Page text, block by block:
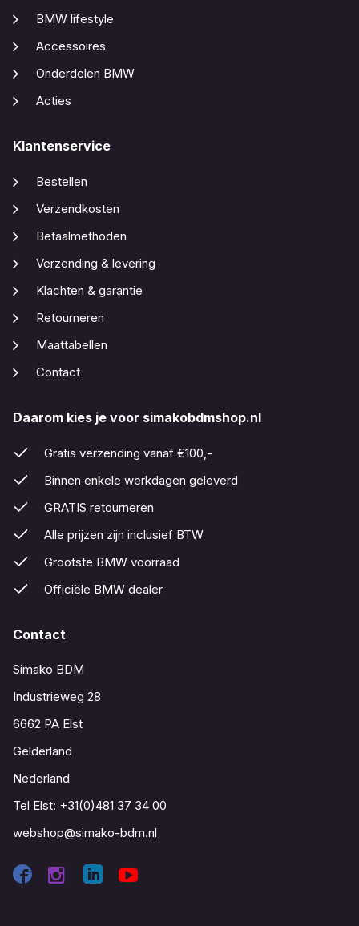
BMW lifestyle
Accessoires
Onderdelen BMW
Acties
Klantenservice
Bestellen
Verzendkosten
Betaalmethoden
Verzending & levering
Klachten & garantie
Retourneren
Maattabellen
Contact
Daarom kies je voor simakobdmshop.nl
Gratis verzending vanaf €100,-
Binnen enkele werkdagen geleverd
GRATIS retourneren
Alle prijzen zijn inclusief BTW
Grootste BMW voorraad
Officiële BMW dealer
Contact
Simako BDM
Industrieweg 28
6662 PA Elst
Gelderland
Nederland
Tel Elst: +31(0)481 37 34 00
webshop@simako-bdm.nl